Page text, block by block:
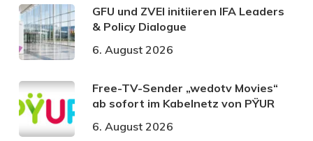
GFU und ZVEI initiieren IFA Leaders
& Policy Dialogue
6. August 2026
Free-TV-Sender „wedotv Movies“
ab sofort im Kabelnetz von PŸUR
6. August 2026